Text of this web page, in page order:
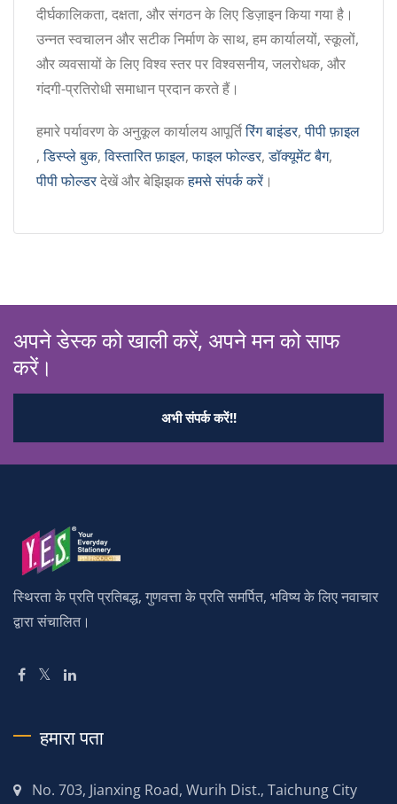
दीर्घकालिकता, दक्षता, और संगठन के लिए डिज़ाइन किया गया है।
उन्नत स्वचालन और सटीक निर्माण के साथ, हम कार्यालयों, स्कूलों,
और व्यवसायों के लिए विश्व स्तर पर विश्वसनीय, जलरोधक, और
गंदगी-प्रतिरोधी समाधान प्रदान करते हैं।
हमारे पर्यावरण के अनुकूल कार्यालय आपूर्तिरिंग बाइंडर,पीपी फ़ाइल
,डिस्प्ले बुक,विस्तारित फ़ाइल,फाइल फोल्डर,डॉक्यूमेंट बैग,
पीपी फोल्डरदेखें और बेझिझकहमसे संपर्क करें ।
अपने डेस्क को खाली करें, अपने मन को साफ
करें।
अभी संपर्क करें!!
स्थिरता के प्रति प्रतिबद्ध, गुणवत्ता के प्रति समर्पित, भविष्य के लिए नवाचार
द्वारा संचालित।
हमारा पता
No. 703, Jianxing Road, Wurih Dist., Taichung City